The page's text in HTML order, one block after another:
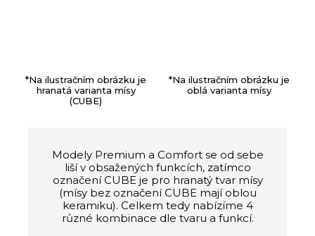
*Na ilustračním obrázku je
hranatá varianta mísy
(CUBE)
*Na ilustračním obrázku je
oblá varianta mísy
Modely Premium a Comfort se od sebe
liší v obsažených funkcích, zatímco
označení CUBE je pro hranatý tvar mísy
(mísy bez označení CUBE mají oblou
keramiku). Celkem tedy nabízíme 4
různé kombinace dle tvaru a funkcí.